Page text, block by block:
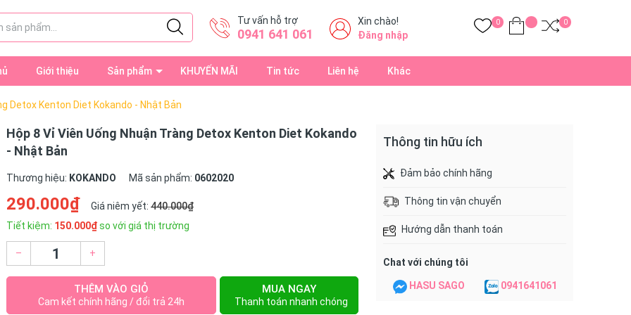
Tư vấn hỗ trợ
0941 641 061
Xin chào!
Đăng nhập
0 0
Giới thiệu Sản phẩm KHUYẾN MÃI Tin tức Liên hệ Khác
Detox Kenton Diet Kokando - Nhật Bản
Hộp 8 Vỉ Viên Uống Nhuận Tràng Detox Kenton Diet Kokando
- Nhật Bản
Thương hiệu: KOKANDO Mã sản phẩm: 0602020
290.000₫ Giá niêm yết: 440.000₫
Tiết kiệm: 150.000₫so với giá thị trường
– +
THÊM VÀO GIỎ
Cam kết chính hãng / đổi trả 24h
MUA NGAY
Thanh toán nhanh chóng
Thông tin hữu ích
Đảm bảo chính hãng
Thông tin vận chuyển
Hướng dẫn thanh toán
Chat với chúng tôi
HASU SAGO 0941641061